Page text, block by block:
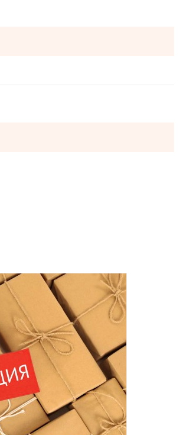
и товары по оптовым ценам.
день после отправки заказа.
и обмену не подлежат.